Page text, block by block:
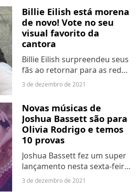
já destacou que sabe que é
uma "versão aceitável...
Billie Eilish está morena
de novo! Vote no seu
visual favorito da
cantora
Billie Eilish surpreendeu seus
fãs ao retornar para as redes
sociais compartilhando uma
Depois de longo período
platinada para divulgar
"Happier Than Ever",...
3 de dezembro de 2021
Novas músicas de
Joshua Bassett são para
Olivia Rodrigo e temos
10 provas
Joshua Bassett fez um super
lançamento nesta sexta-feira
(3), com três músicas inéditas
3 de dezembro de 2021